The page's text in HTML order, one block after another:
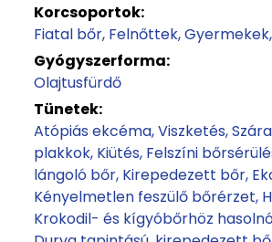
Korcsoportok:
Fiatal bőr Felnőttek Gyermekek
Gyógyszerforma:
Olajtusfürdő
Tünetek:
Atópiás ekcéma Viszketés
plakkok Kiütés Felszíni
lángoló bőr Kirepedezett bőr
Kényelmetlen feszülő bőrérzet
Krokodil- és kígyóbőrhöz